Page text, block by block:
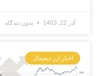
آذر 22, 1403 بدون دیدگاه
اخبار ارز دیجیتال